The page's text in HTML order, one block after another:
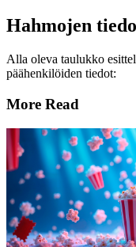
Hahmojen
Alla oleva taulukko
päähenkilöiden tiedot:
More Read